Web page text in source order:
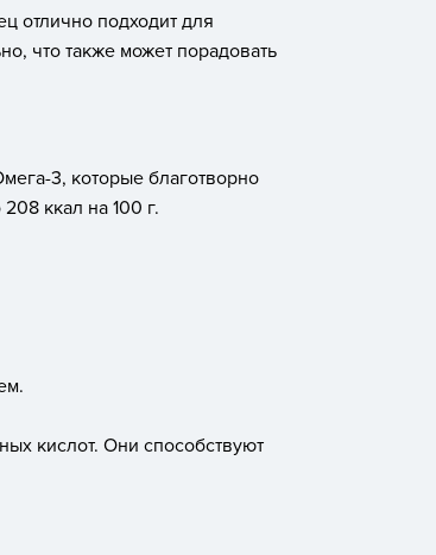
отлично подходит для
что также может порадовать
3, которые благотворно
ккал на 100 г.
кислот. Они способствуют